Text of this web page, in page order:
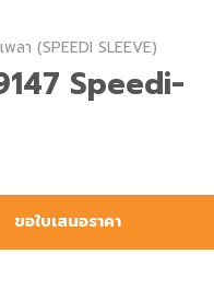
ลา (SPEEDI SLEEVE)
Speedi-
ขอใบเสนอราคา